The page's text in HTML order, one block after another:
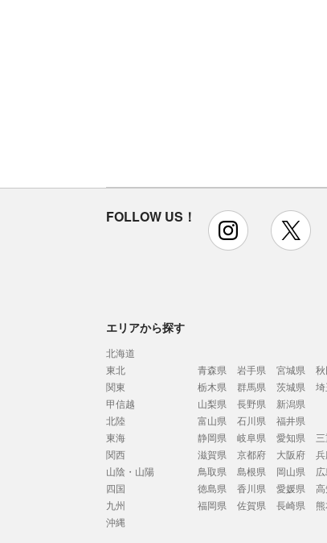
FOLLOW US！ instagram
エリアから探す
北海道
東北
青森県 岩手県 宮城県
関東
栃木県 群馬県 茨城県
甲信越
山梨県 長野県
新潟県
北陸
富山県 石川県
福井県
東海
静岡県 岐阜県 愛知県
関西
滋賀県 京都府 大阪府
山陰・山陽
鳥取県 島根県 岡山県
四国
徳島県 香川県 愛媛県
九州
福岡県 佐賀県 長崎県
沖縄